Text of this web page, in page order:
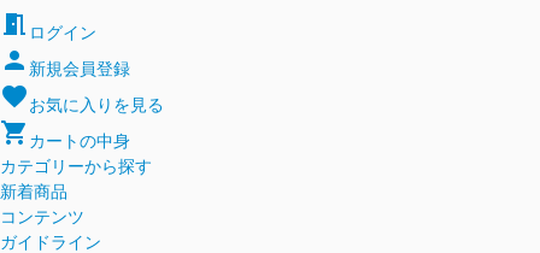
meeting_room ログイン
person 新規会員登録
favoriteお気に入りを見る
shopping_cart カートの中身
カテゴリーから探す
新着商品
コンテンツ
ガイドライン